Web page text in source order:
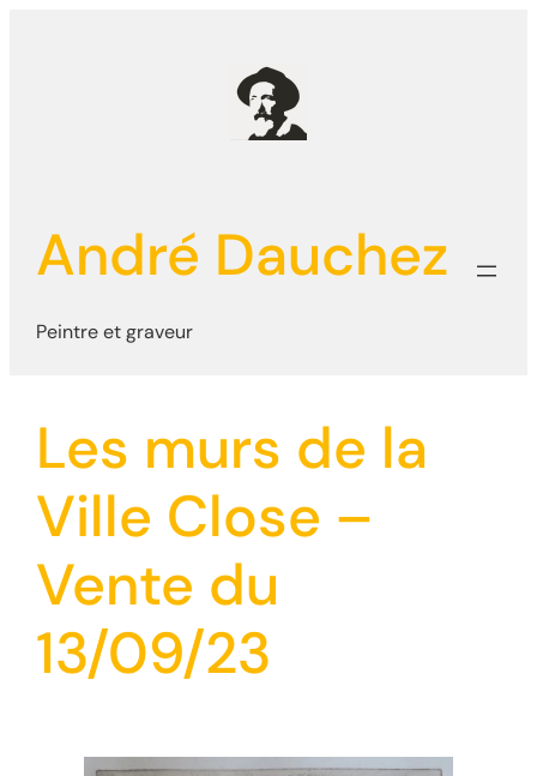
André Dauchez
Peintre et graveur
Les murs de la
Ville Close –
Vente du
13/09/23